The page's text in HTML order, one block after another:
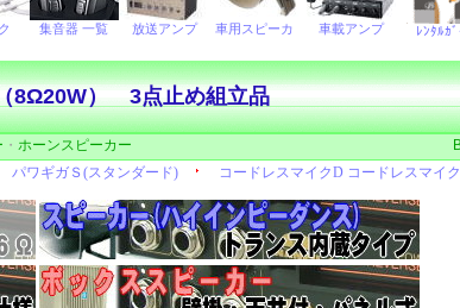
8Ω20W） 3点止め組立品
・ ホーンスピーカー